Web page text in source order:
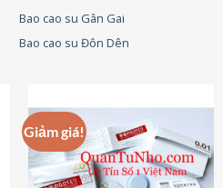
thể.
tùy
thể
được
chọn
trên
trang
Bao cao su Gân Gai
Bao cao su Đôn Dên
Giảm giá!